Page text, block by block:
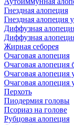
Гнездная алопеция
Гнездная алопеция
Диффузная
Диффузная
Жирная себорея
Очаговая алопеция
Очаговая
Очаговая
Очаговая алопеция
Перхоть
Пиодермия головы
Псориаз на голове
Рубцовая алопеция